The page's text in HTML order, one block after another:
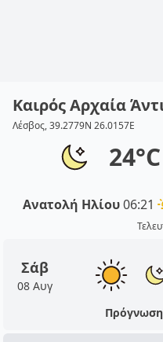
Καιρός Αρχαία
Λέσβος, 39.2779N 26.0157E
24°C
Ανατολή Ηλίου06:21
Σάβ
08 Αυγ